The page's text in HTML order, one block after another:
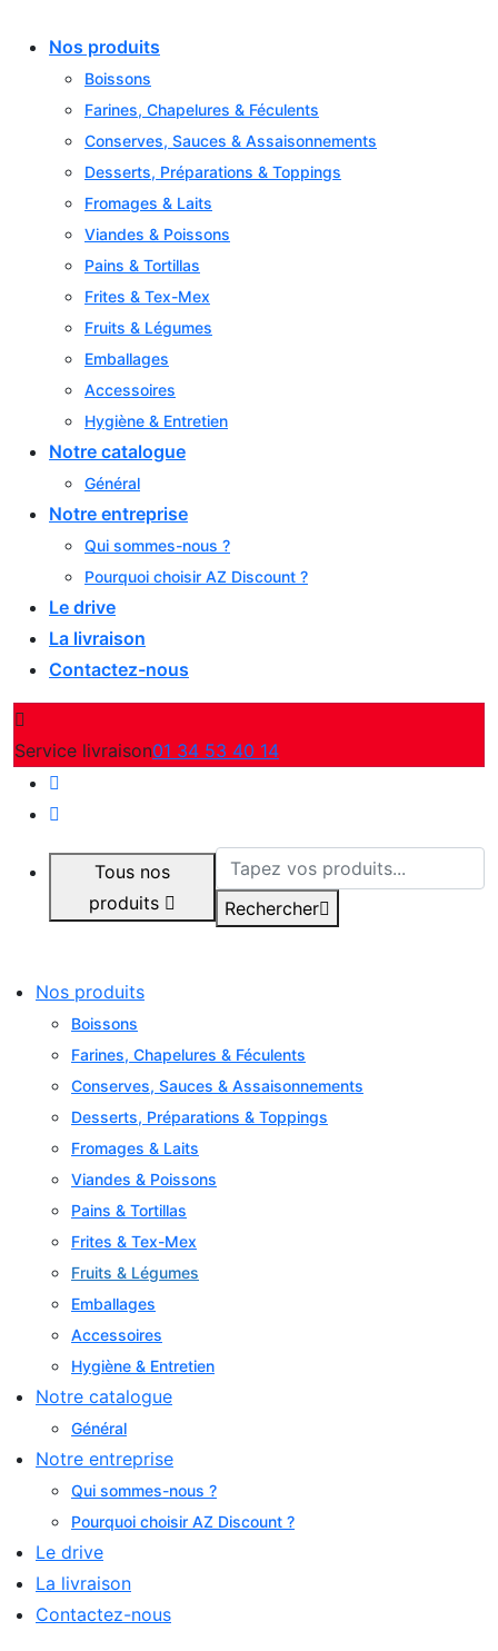
Nos produits
Boissons
Farines, Chapelures & Féculents
Conserves, Sauces & Assaisonnements
Desserts, Préparations & Toppings
Fromages & Laits
Viandes & Poissons
Pains & Tortillas
Frites & Tex-Mex
Fruits & Légumes
Emballages
Accessoires
Hygiène & Entretien
Notre catalogue
Général
Notre entreprise
Qui sommes-nous ?
Pourquoi choisir AZ Discount ?
Le drive
La livraison
Contactez-nous
Service livraison01 34 53 40 14
Tous nos
produits
Rechercher
Nos produits
Boissons
Farines, Chapelures & Féculents
Conserves, Sauces & Assaisonnements
Desserts, Préparations & Toppings
Fromages & Laits
Viandes & Poissons
Pains & Tortillas
Frites & Tex-Mex
Fruits & Légumes
Emballages
Accessoires
Hygiène & Entretien
Notre catalogue
Général
Notre entreprise
Qui sommes-nous ?
Pourquoi choisir AZ Discount ?
Le drive
La livraison
Contactez-nous